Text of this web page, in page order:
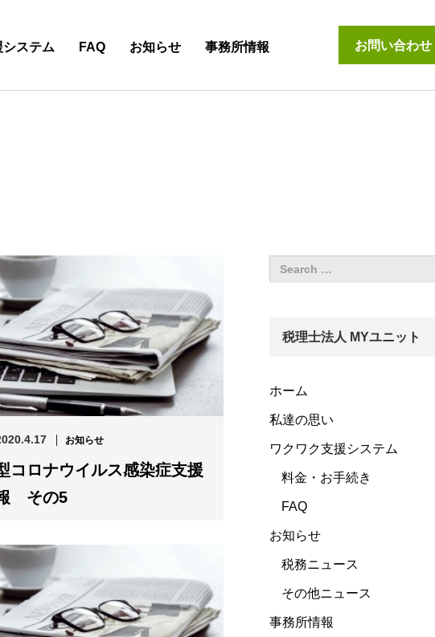
システム FAQ お知らせ 事務所情報 お問い合わせ
お知らせ
コロナウイルス感染症支援
その5
税理士法人 MYユニット
ホーム
私達の思い
ワクワク支援システム
料金・お手続き
FAQ
お知らせ
税務ニュース
その他ニュース
事務所情報